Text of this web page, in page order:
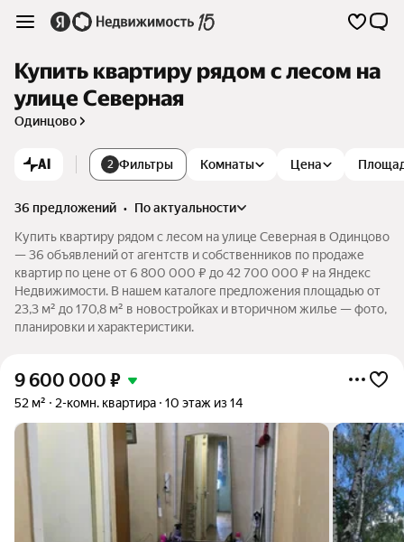
Купить квартиру рядом с лесом на
улице Северная
Одинцово
AI 2 Фильтры Комнаты Цена
36 предложений •
по актуальности
Купить квартиру рядом с лесом на улице Северная в Одинцово
— 36 объявлений от агентств и собственников по продаже
квартир по цене от 6 800 000 ₽ до 42 700 000 ₽ на Яндекс
Недвижимости. В нашем каталоге предложения площадью от
23,3 м² до 170,8 м² в новостройках и вторичном жилье — фото,
планировки и характеристики.
9 600 000 ₽
52 м² 2-комн. квартира 10 этаж из 14